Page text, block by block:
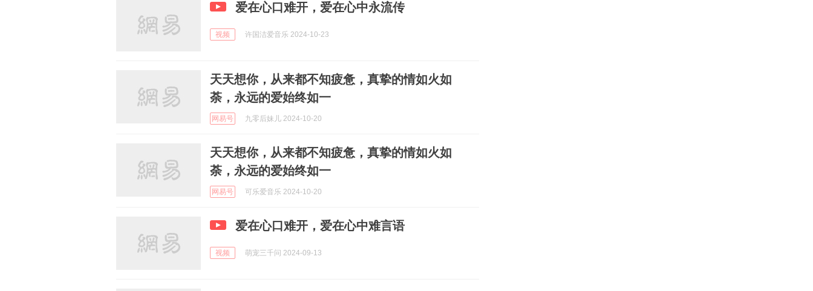
爱在心口难开，爱在心中永流传
视频 许国洁爱音乐 2024-10-23
天天想你，从来都不知疲惫，真挚的情如火如
荼，永远的爱始终如一
网易号 九零后妹儿 2024-10-20
天天想你，从来都不知疲惫，真挚的情如火如
荼，永远的爱始终如一
网易号 可乐爱音乐 2024-10-20
爱在心口难开，爱在心中难言语
视频 萌宠三千问 2024-09-13